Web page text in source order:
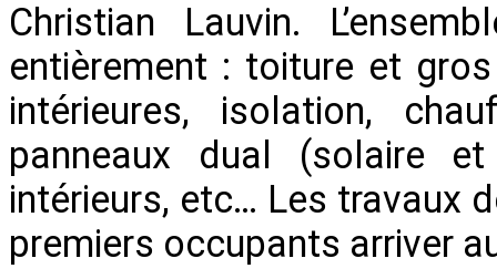
Christian Lauvin.
entièrement : toiture et
intérieures, isolation,
panneaux dual (solaire et
intérieurs, etc… Les travaux
premiers occupants arriver